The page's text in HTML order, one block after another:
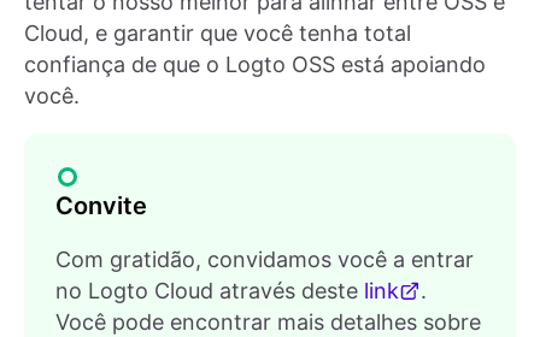
Cloud, e garantir que você tenha total
confiança de que o Logto OSS está apoiando
você.
Convite
Com gratidão, convidamos você a entrar
no Logto Cloud através deste link
.
Você pode encontrar mais detalhes sobre